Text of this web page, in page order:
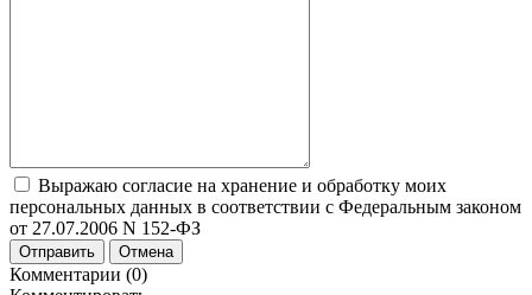
Выражаю согласие на хранение и обработку моих
персональных данных в соответствии с Федеральным законом
от 27.07.2006 N 152-ФЗ
Отправить Отмена
Комментарии (0)